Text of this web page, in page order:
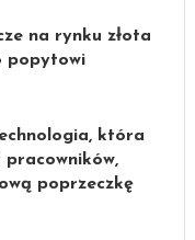
na rynku złota
popytowi
która
pracowników,
poprzeczkę